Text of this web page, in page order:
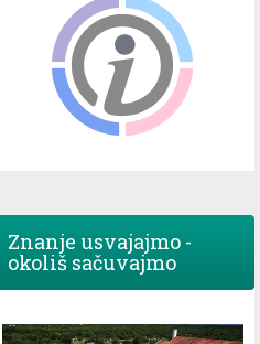
Znanje usvajajmo -
okoliš sačuvajmo